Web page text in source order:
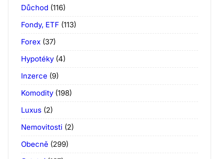
Důchod (116)
Fondy, ETF (113)
Forex (37)
Hypotéky (4)
Inzerce (9)
Komodity (198)
Luxus (2)
Nemovitosti (2)
Obecně (299)